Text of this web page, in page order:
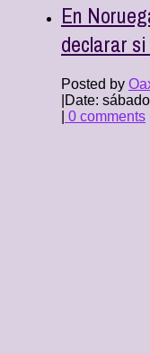
En
declarar
Posted by
Date:
0 comments